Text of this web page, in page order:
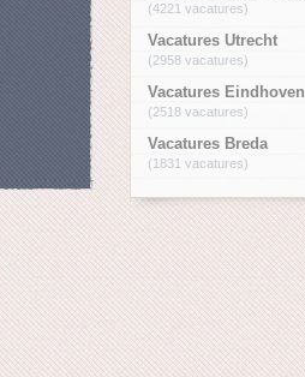
(4221 vacatures)
Vacatures Utrecht
(2958 vacatures)
Vacatures Eindhoven
(2518 vacatures)
Vacatures Breda
(1831 vacatures)